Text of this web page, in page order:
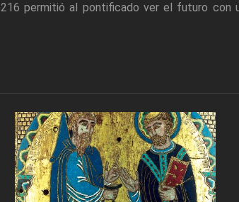
permitió al pontificado ver el futuro con